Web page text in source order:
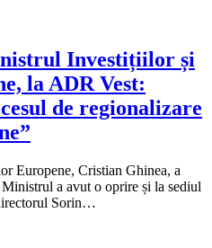
Investițiilor și
la ADR Vest:
de regionalizare
Europene, Cristian Ghinea, a
a avut o oprire și la sediul
Sorin…